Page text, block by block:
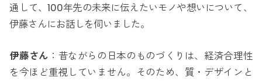
通して、100年先の未来に伝えたいモノや想いについて、
伊藤さんにお話しを伺いました。
伊藤さん ：昔ながらの日本のものづくりは、経済合理性
を今ほど重視していません。そのため、質・デザインと